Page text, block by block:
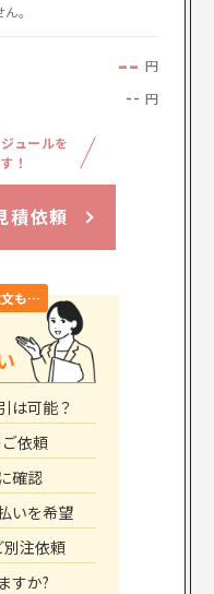
。
-- 円
-- 円
ュールを
！
積依頼
文も…
は可能？
依頼
確認
いを希望
注依頼
すか?